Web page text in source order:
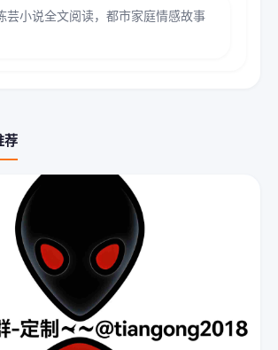
芸小说全文阅读，都市家庭情感故事
荐